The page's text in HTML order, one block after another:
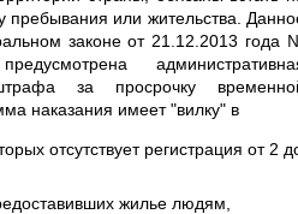
пребывания или жительства.
законе от 21.12.2013 года
за просрочку
наказания имеет "вилку" в
отсутствует регистрация от 2
жилье людям,